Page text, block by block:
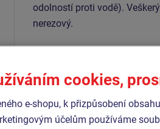
odolností proti vodě).
nerezový.
zboží
cookies,
e-shopu, k přizpůsobení
účelům používáme